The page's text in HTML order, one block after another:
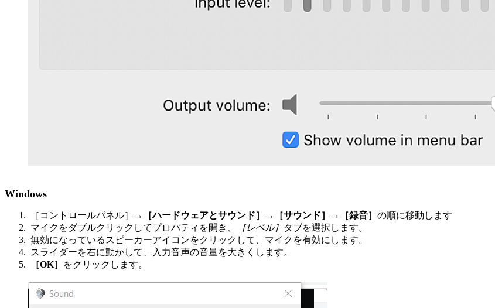
Windows
［コントロールパネル］ → ［ハードウェアとサウンド］→［サウンド］ → ［録音］ の順に移動します
マイクをダブルクリックしてプロパティを開き、
［レベル］ タブを選択します。
無効になっているスピーカーアイコンをクリックして、マイクを有効にします。
スライダーを右に動かして、入力音声の音量を大きくします。
［OK］
をクリックします。